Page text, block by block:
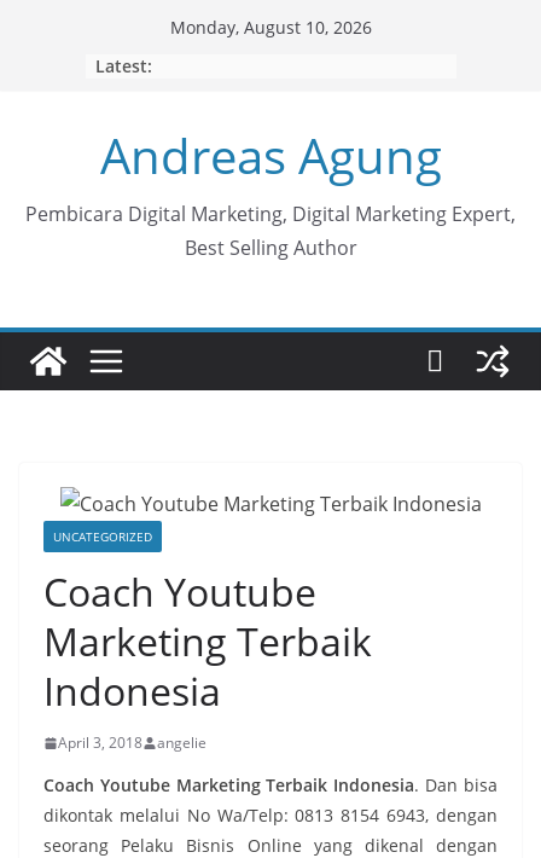
Monday, August 10, 2026
Latest:
Andreas Agung
Pembicara Digital Marketing, Digital Marketing Expert,
Best Selling Author
UNCATEGORIZED
Coach Youtube
Marketing Terbaik
Indonesia
April 3, 2018 angelie
Coach Youtube Marketing Terbaik Indonesia. Dan bisa
dikontak melalui No Wa/Telp: 0813 8154 6943, dengan
seorang Pelaku Bisnis Online yang dikenal dengan